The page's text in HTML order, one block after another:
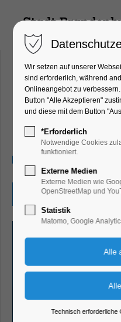
Man steigt
denselben
Ausstellung, Kunst
Eintritt frei
Wir setzen auf unserer
sind erforderlich, während
Onlineangebot zu
Button "Alle Akzeptieren"
und diese mit dem Button
*Erforderlich
Notwendige Cookies
funktioniert.
Externe Medien
Externe Medien wie
OpenStreetMap und
Statistik
Matomo, Google
Technisch erforderliche